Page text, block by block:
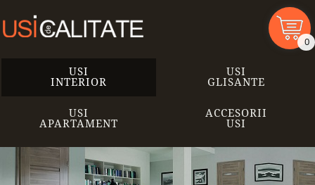
0
USI
INTERIOR
USI
GLISANTE
USI
APARTAMENT
ACCESORII
USI